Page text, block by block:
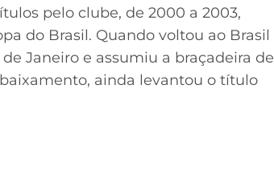
pelo clube, de 2000 a 2003,
do Brasil. Quando voltou ao Brasil
Janeiro e assumiu a braçadeira de
ainda levantou o título